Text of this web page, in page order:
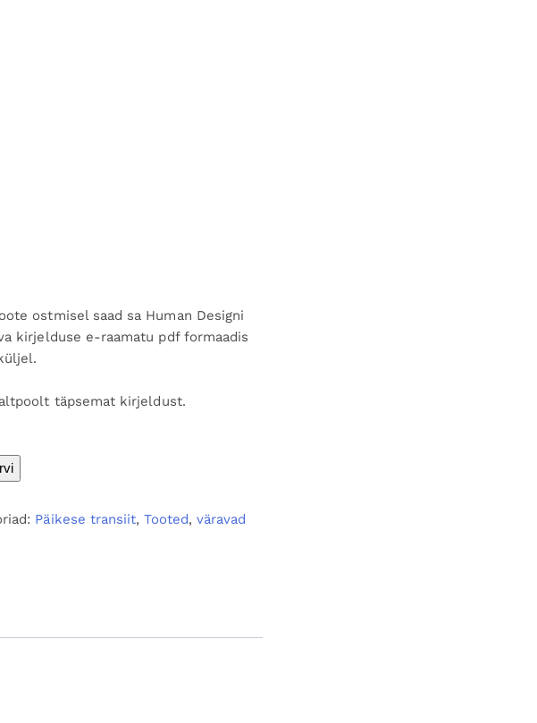
ostmisel saad sa Human Designi
kirjelduse e-raamatu pdf formaadis
täpsemat kirjeldust.
Päikese transiit,Tooted, väravad